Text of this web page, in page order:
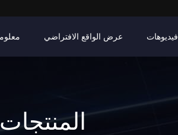
فيديوهات عرض الواقع الافتراضي
المنتجات